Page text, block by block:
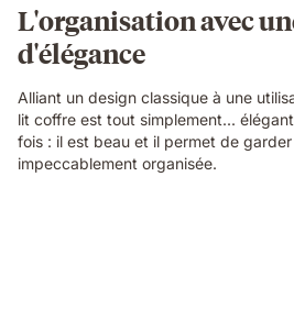
L'organisation avec
d'élégance
Alliant un design classique à une
lit coffre est tout simplement...
fois : il est beau et il permet de
impeccablement organisée.